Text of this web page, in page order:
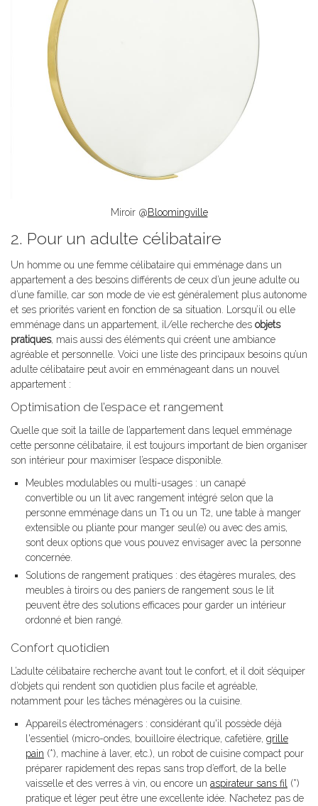
Miroir @Bloomingville
2. Pour un adulte célibataire
Un homme ou une femme célibataire qui emménage dans un
appartement a des besoins différents de ceux d’un jeune adulte ou
d’une famille, car son mode de vie est généralement plus autonome
et ses priorités varient en fonction de sa situation. Lorsqu’il ou elle
emménage dans un appartement, il/elle recherche des objets
pratiques, mais aussi des éléments qui créent une ambiance
agréable et personnelle. Voici une liste des principaux besoins qu’un
adulte célibataire peut avoir en emménageant dans un nouvel
appartement :
Optimisation de l’espace et rangement
Quelle que soit la taille de l’appartement dans lequel emménage
cette personne célibataire, il est toujours important de bien organiser
son intérieur pour maximiser l’espace disponible.
Meubles modulables ou multi-usages : un canapé
convertible ou un lit avec rangement intégré selon que la
personne emménage dans un T1 ou un T2, une table à manger
extensible ou pliante pour manger seul(e) ou avec des amis,
sont deux options que vous pouvez envisager avec la personne
concernée.
Solutions de rangement pratiques : des étagères murales, des
meubles à tiroirs ou des paniers de rangement sous le lit
peuvent être des solutions efficaces pour garder un intérieur
ordonné et bien rangé.
Confort quotidien
L’adulte célibataire recherche avant tout le confort, et il doit s’équiper
d’objets qui rendent son quotidien plus facile et agréable,
notamment pour les tâches ménagères ou la cuisine.
Appareils électroménagers : considérant qu'il possède déjà
l'essentiel (micro-ondes, bouilloire électrique, cafetière, grille
pain (*), machine à laver, etc.), un robot de cuisine compact pour
préparer rapidement des repas sans trop d’effort, de la belle
vaisselle et des verres à vin, ou encore un aspirateur sans fil (*)
pratique et léger peut être une excellente idée. N’achetez pas de